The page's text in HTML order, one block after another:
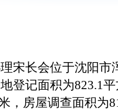
宋长会位于沈阳市
登记面积为823.1
，房屋调查面积为